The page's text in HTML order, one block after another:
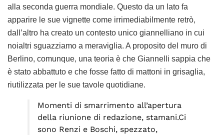
alla seconda guerra mondiale. Questo da un lato fa
apparire le sue vignette come irrimediabilmente retrò,
dall’altro ha creato un contesto unico giannelliano in cui
noialtri sguazziamo a meraviglia. A proposito del muro di
Berlino, comunque, una teoria è che Giannelli sappia che
è stato abbattuto e che fosse fatto di mattoni in grisaglia,
riutilizzata per le sue tavole quotidiane.
Momenti di smarrimento all’apertura
della riunione di redazione, stamani.Ci
sono Renzi e Boschi, spezzato,